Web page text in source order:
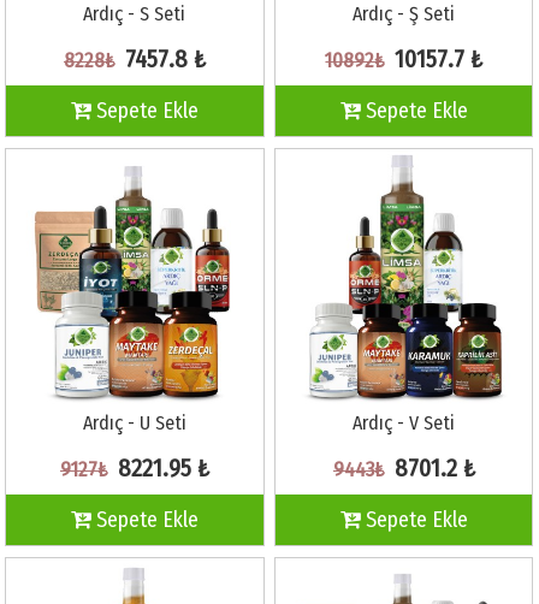
Ardıç - S Seti
8228₺ 7457.8 ₺
Sepete Ekle
Ardıç - Ş Seti
10892₺ 10157.7 ₺
Sepete Ekle
Ardıç - U Seti
9127₺ 8221.95 ₺
Sepete Ekle
Ardıç - V Seti
9443₺ 8701.2 ₺
Sepete Ekle